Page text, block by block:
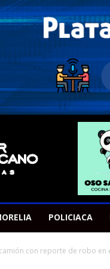
POLICIACA
camión con reporte de robo